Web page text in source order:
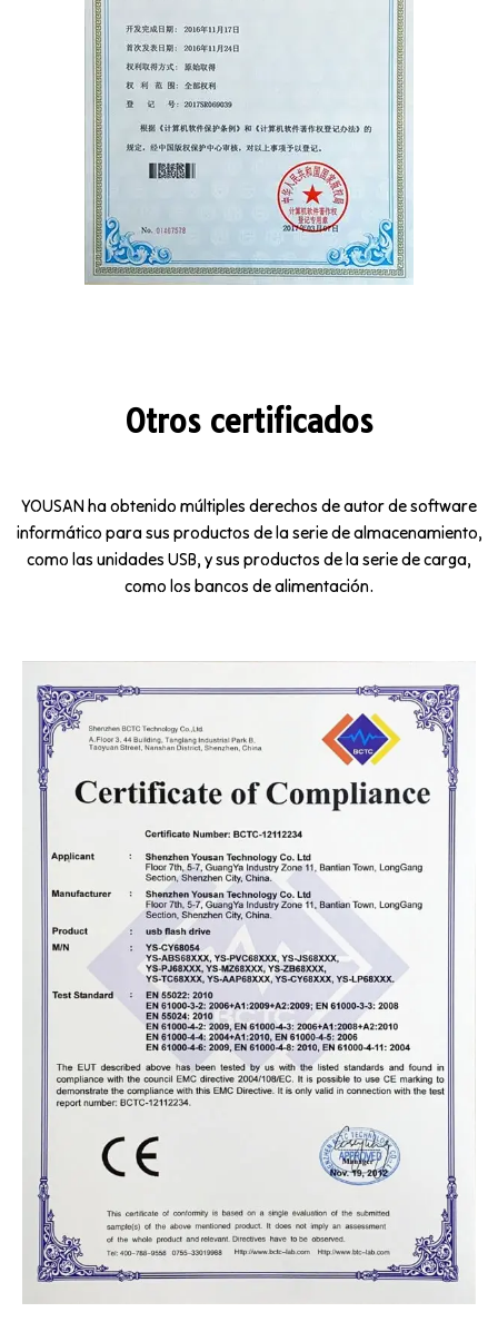
Otros certificados
YOUSAN ha obtenido múltiples derechos de autor de software
informático para sus productos de la serie de almacenamiento,
como las unidades USB, y sus productos de la serie de carga,
como los bancos de alimentación.